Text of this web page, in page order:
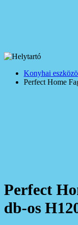
Konyhai
Perfect Home
Perfect
db-os